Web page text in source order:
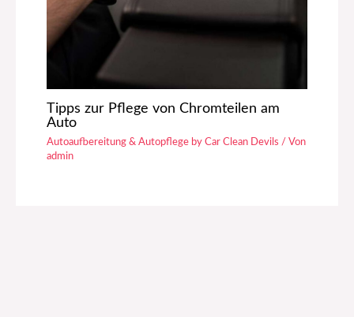
Tipps zur Pflege von Chromteilen am
Auto
Autoaufbereitung & Autopflege by Car Clean Devils / Von
admin